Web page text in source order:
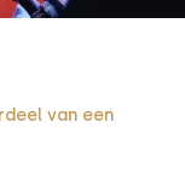
van een